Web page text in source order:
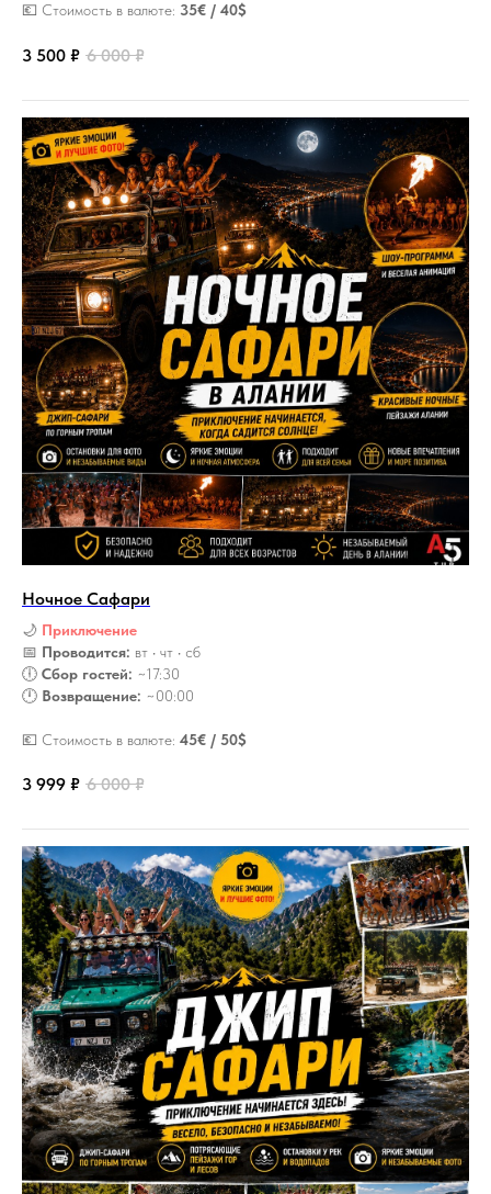
💶 Стоимость в валюте: 35€ / 40$
3 500 ₽ 6 000 ₽
Ночное Сафари
🌙 Приключение
📅 Проводится: вт • чт • сб
🕕 Сбор гостей: ~17:30
🕛 Возвращение: ~00:00
💶 Стоимость в валюте: 45€ / 50$
3 999 ₽ 6 000 ₽